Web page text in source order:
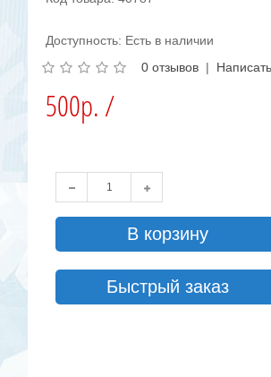
Доступность: Есть в наличии
0 отзывов |
500р. /
В корзину
Быстрый заказ